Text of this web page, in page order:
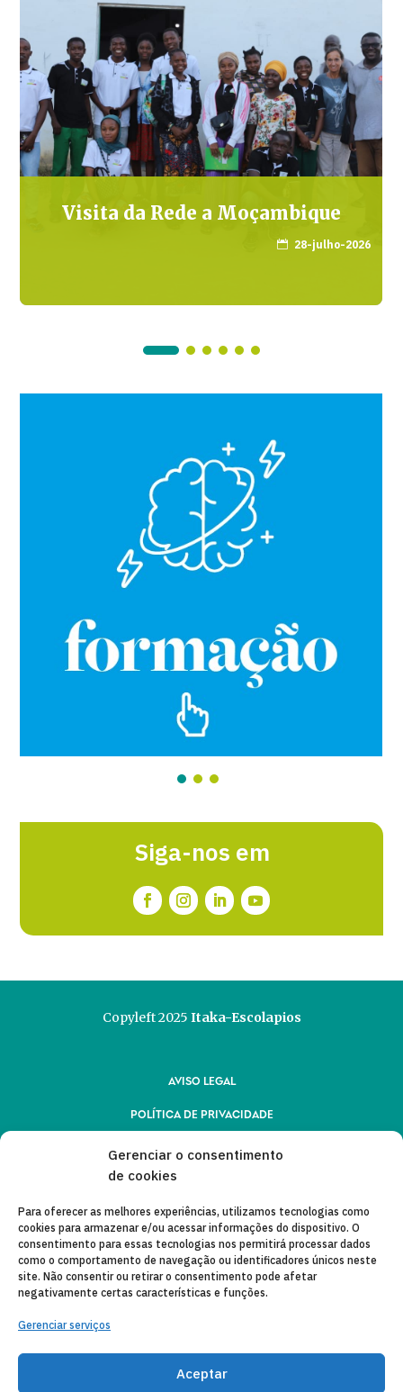
Gerenciar o consentimento
de cookies
Para oferecer as melhores experiências, utilizamos tecnologias como
cookies para armazenar e/ou acessar informações do dispositivo. O
consentimento para essas tecnologias nos permitirá processar dados
como o comportamento de navegação ou identificadores únicos neste
site. Não consentir ou retirar o consentimento pode afetar
negativamente certas características e funções.
Gerenciar serviços
Aceptar
Visita da Rede a Moçambique
 28-julho-2026
Siga-nos em
Copyleft 2025 Itaka-Escolapios
AVISO LEGAL
POLÍTICA DE PRIVACIDADE
CANAL DE DENUNCIAS
ENTIDADES COLABORADORAS
CORREIO ELETRÔNICO